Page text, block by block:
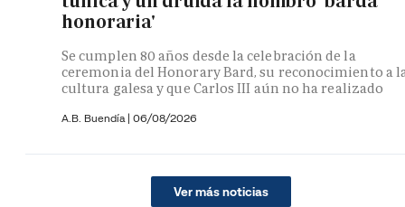
honoraria'
Se cumplen 80 años desde la celebración de la
ceremonia del Honorary Bard, su reconocimiento a
cultura galesa y que Carlos III aún no ha realizado
A.B. Buendía | 06/08/2026
Ver más noticias